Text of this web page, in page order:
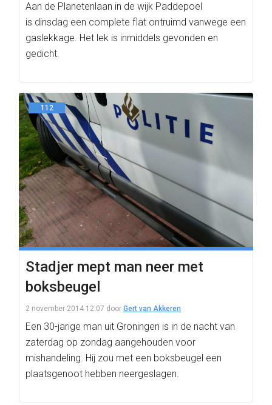
Aan de Planetenlaan in de wijk Paddepoel
is dinsdag een complete flat ontruimd vanwege een
gaslekkage. Het lek is inmiddels gevonden en
gedicht.
112
Stadjer mept man neer met
boksbeugel
2 november 2014 12:07 door Gert van Akkeren
Een 30-jarige man uit Groningen is in de nacht van
zaterdag op zondag aangehouden voor
mishandeling. Hij zou met een boksbeugel een
plaatsgenoot hebben neergeslagen.